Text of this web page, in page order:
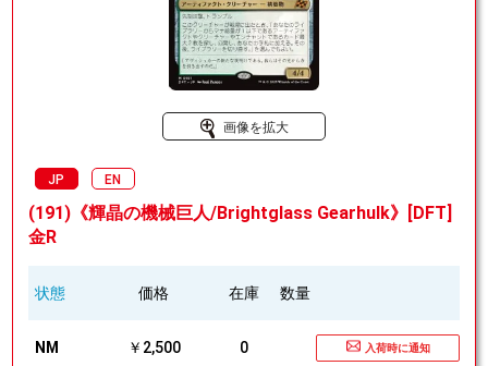
画像を拡大
JP EN
(191)《輝晶の機械巨人/Brightglass Gearhulk》[DFT]
金R
状態 価格 在庫 数量
NM ￥2,500 0 入荷時に通知